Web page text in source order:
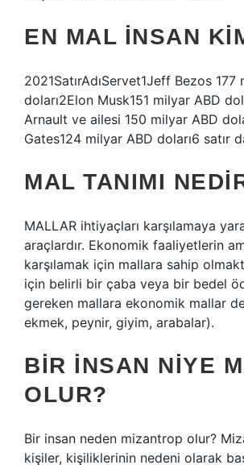
EN MAL INSAN
2021SatırAdıServet1Jeff Bezos 177
doları2Elon Musk151 milyar ABD
Arnault ve ailesi 150 milyar ABD
Gates124 milyar ABD doları6 satır
MAL TANIMI
MALLAR ihtiyaçları karşılamaya
araçlardır. Ekonomik faaliyetlerin
karşılamak için mallara sahip
için belirli bir çaba veya bir bedel
gereken mallara ekonomik mallar
ekmek, peynir, giyim, arabalar).
BIR INSAN NIYE
OLUR?
Bir insan neden mizantrop olur?
kişiler, kişiliklerinin nedeni olarak